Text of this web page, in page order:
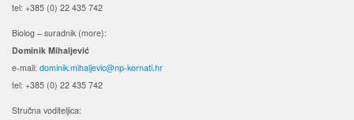
tel: +385 (0) 22 435 742
Biolog – suradnik (more):
Dominik Mihaljević
e-mail: dominik.mihaljevic@np-kornati.hr
tel: +385 (0) 22 435 742
Stručna voditeljica: